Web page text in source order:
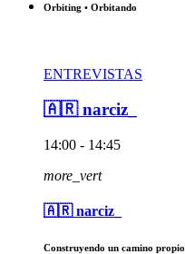
Orbiting • Orbitando
ENTREVISTAS
🇦🇷 narciz_
14:00 - 14:45
more_vert
🇦🇷 narciz_
Construyendo un camino propio